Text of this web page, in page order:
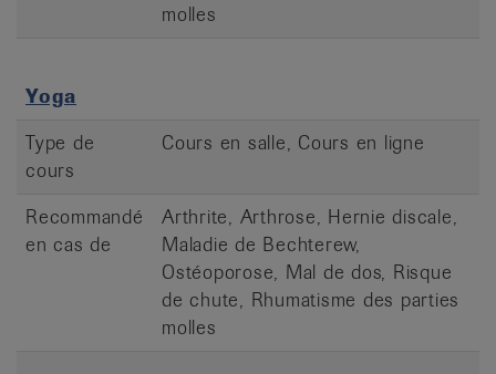
molles
Yoga
Type de
cours
Cours en salle, Cours en ligne
Recommandé
en cas de
Arthrite, Arthrose, Hernie discale,
Maladie de Bechterew,
Ostéoporose, Mal de dos, Risque
de chute, Rhumatisme des parties
molles